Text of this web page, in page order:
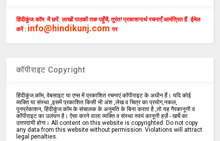
हिंदीकुंज.कॉम में छपें. लाखों पाठकों तक पहुँचें, तुरंत! प्रकाशनार्थ रचनाएँ आमंत्रित हैं. ईमेल
करें : info@hindikunj.com पर
कॉपीराइट Copyright
हिंदीकुंज.कॉम, वेबसाइट या एप्स में प्रकाशित रचनाएं कॉपीराइट के अधीन हैं। यदि कोई
व्यक्ति या संस्था ,इसमें प्रकाशित किसी भी अंश ,लेख व चित्र का प्रयोग,नकल,
पुनर्प्रकाशन, हिंदीकुंज.कॉम के संचालक के अनुमति के बिना करता है ,तो यह गैरकानूनी व
कॉपीराइट का उलंघन है। ऐसा करने वाला व्यक्ति व संस्था स्वयं कानूनी हर्ज़े - खर्चे का
उत्तरदायी होगा। All content on this website is copyrighted. Do not copy
any data from this website without permission. Violations will attract
legal penalties.